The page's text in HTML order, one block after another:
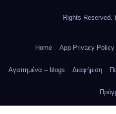
Rights Reserved.
Home App Privacy Policy
Αγαπημένα – blogs Διαφήμιση